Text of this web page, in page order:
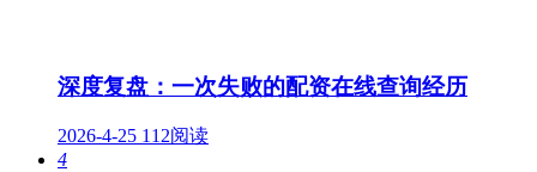
深度复盘：一次失败的配资在线查询经历
2026-4-25 112阅读
4